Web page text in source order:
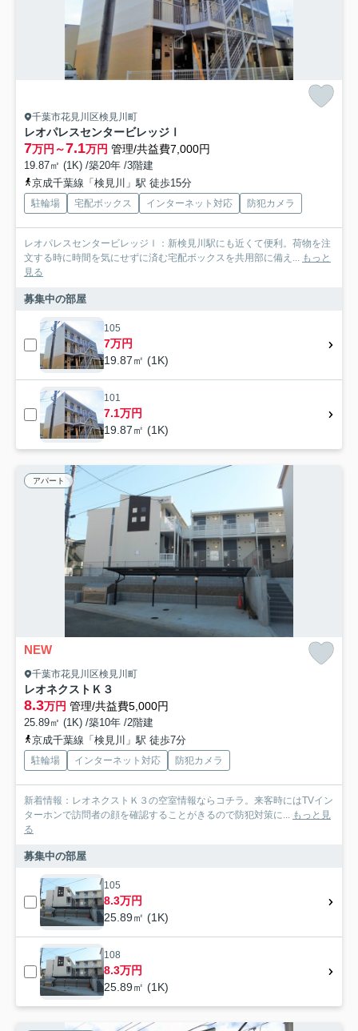
千葉市花見川区検見川町
レオパレスセンタービレッジⅠ
7万円～7.1万円 管理/共益費7,000円
19.87㎡ (1K) /築20年 /3階建
京成千葉線「検見川」駅 徒歩15分
駐輪場 宅配ボックス インターネット対応 防犯カメラ
レオパレスセンタービレッジⅠ：新検見川駅にも近くて便利。荷物を注
文する時に時間を気にせずに済む宅配ボックスを共用部に備え... もっと
見る
募集中の部屋
105
7万円
19.87㎡ (1K)
101
7.1万円
19.87㎡ (1K)
アパート
NEW
千葉市花見川区検見川町
レオネクストＫ３
8.3万円 管理/共益費5,000円
25.89㎡ (1K) /築10年 /2階建
京成千葉線「検見川」駅 徒歩7分
駐輪場 インターネット対応 防犯カメラ
新着情報：レオネクストＫ３の空室情報ならコチラ。来客時にはTVイン
ターホンで訪問者の顔を確認することがきるので防犯対策に... もっと見
る
募集中の部屋
105
8.3万円
25.89㎡ (1K)
108
8.3万円
25.89㎡ (1K)